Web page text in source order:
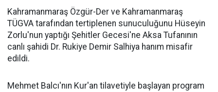
Kahramanmaraş Özgür-Der ve Kahramanmaraş
TÜGVA tarafından tertiplenen sunuculuğunu Hüseyin
Zorlu'nun yaptığı Şehitler Gecesi'ne Aksa Tufanının
canlı şahidi Dr. Rukiye Demir Salhiya hanım misafir
edildi.
Mehmet Balcı'nın Kur'an tilavetiyle başlayan program